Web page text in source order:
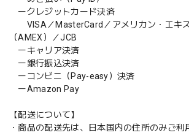
ークレジットカード決済
VISA／MasterCard／アメリカン・エキ
（AMEX）／JCB
ーキャリア決済
ー銀行振込決済
ーコンビニ（Pay-easy）決済
ーAmazon Pay
【配送について】
・商品の配送先は、日本国内の住所のみご利